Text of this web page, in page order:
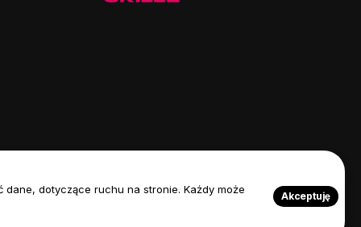
dotyczące ruchu na stronie. Każdy może
Akceptuję